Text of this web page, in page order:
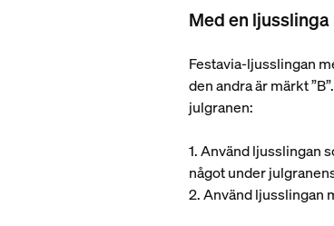
Med en
Festavia-ljusslingan
den andra är märkt
julgranen:
1. Använd ljusslingan
något under
2. Använd ljusslingan